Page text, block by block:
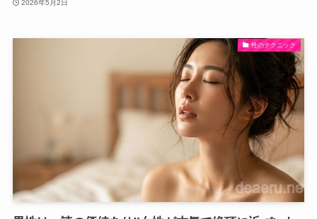
2026年5月2日
性のテクニック